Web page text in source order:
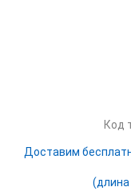
Код
Доставим
(длина